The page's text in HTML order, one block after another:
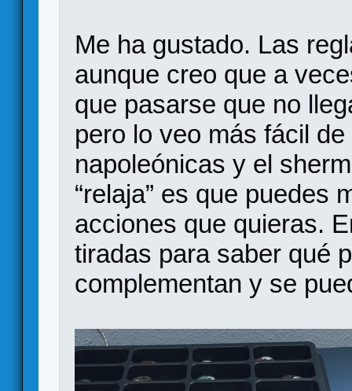
Me ha gustado. Las
aunque creo que a
que pasarse que no
pero lo veo más fácil
napoleónicas y el
“relaja” es que puedes
acciones que quieras.
tiradas para saber qué
complementan y se